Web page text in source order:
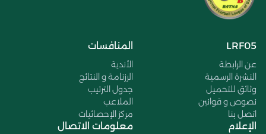
LRF05
عن الرابطة
النشرة الرسمية
وثائق للتحميل
نصوص و قوانين
اتصل بنا
المنافسات
الأندية
الرزنامة و النتائج
جدول الترتيب
الملاعب
مركز الإحصائيات
الإعلام معلومات الاتصال